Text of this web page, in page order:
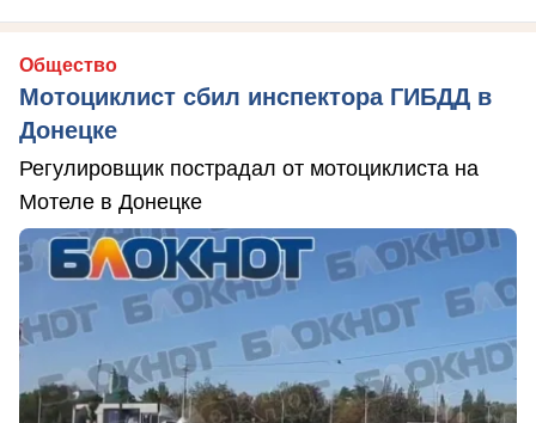
Общество
Мотоциклист сбил инспектора ГИБДД в
Донецке
Регулировщик пострадал от мотоциклиста на
Мотеле в Донецке